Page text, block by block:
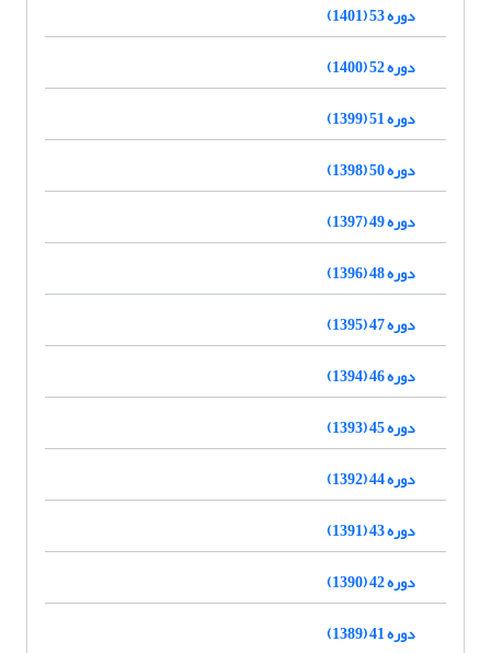
دوره 53 (1401)
دوره 52 (1400)
دوره 51 (1399)
دوره 50 (1398)
دوره 49 (1397)
دوره 48 (1396)
دوره 47 (1395)
دوره 46 (1394)
دوره 45 (1393)
دوره 44 (1392)
دوره 43 (1391)
دوره 42 (1390)
دوره 41 (1389)